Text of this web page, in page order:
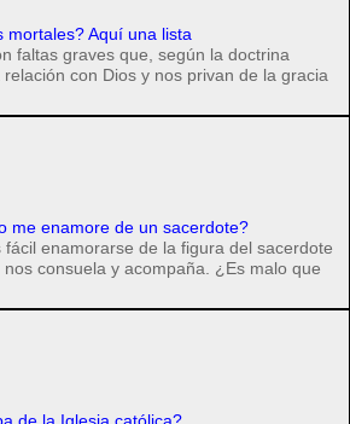
mortales? Aquí una lista
faltas graves que, según la doctrina
con Dios y nos privan de la gracia
me enamore de un sacerdote?
enamorarse de la figura del sacerdote
consuela y acompaña. ¿Es malo que